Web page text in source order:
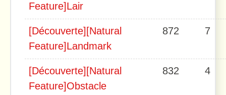
Feature]Lair
[Découverte][Natural
Feature]Landmark
872 7
[Découverte][Natural
Feature]Obstacle
832 4